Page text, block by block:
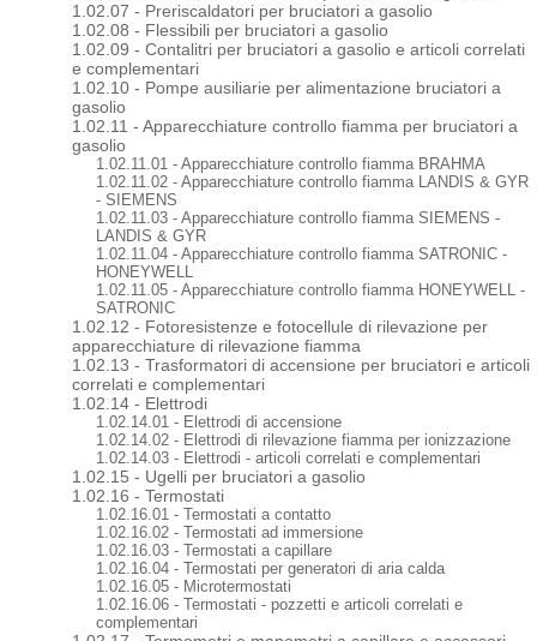
1.02.07 - Preriscaldatori per bruciatori a gasolio
1.02.08 - Flessibili per bruciatori a gasolio
1.02.09 - Contalitri per bruciatori a gasolio e articoli correlati
e complementari
1.02.10 - Pompe ausiliarie per alimentazione bruciatori a
gasolio
1.02.11 - Apparecchiature controllo fiamma per bruciatori a
gasolio
1.02.11.01 - Apparecchiature controllo fiamma BRAHMA
1.02.11.02 - Apparecchiature controllo fiamma LANDIS & GYR
- SIEMENS
1.02.11.03 - Apparecchiature controllo fiamma SIEMENS -
LANDIS & GYR
1.02.11.04 - Apparecchiature controllo fiamma SATRONIC -
HONEYWELL
1.02.11.05 - Apparecchiature controllo fiamma HONEYWELL -
SATRONIC
1.02.12 - Fotoresistenze e fotocellule di rilevazione per
apparecchiature di rilevazione fiamma
1.02.13 - Trasformatori di accensione per bruciatori e articoli
correlati e complementari
1.02.14 - Elettrodi
1.02.14.01 - Elettrodi di accensione
1.02.14.02 - Elettrodi di rilevazione fiamma per ionizzazione
1.02.14.03 - Elettrodi - articoli correlati e complementari
1.02.15 - Ugelli per bruciatori a gasolio
1.02.16 - Termostati
1.02.16.01 - Termostati a contatto
1.02.16.02 - Termostati ad immersione
1.02.16.03 - Termostati a capillare
1.02.16.04 - Termostati per generatori di aria calda
1.02.16.05 - Microtermostati
1.02.16.06 - Termostati - pozzetti e articoli correlati e
complementari